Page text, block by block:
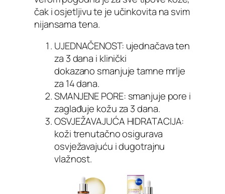
čak i osjetljivu te je učinkovita na svim
nijansama tena.
UJEDNAČENOST: ujednačava ten
za 3 dana i klinički
dokazano smanjuje tamne mrlje
za 14 dana.
SMANJENE PORE: ​smanjuje pore i
zaglađuje kožu za 3 dana.
OSVJEŽAVAJUĆA HIDRATACIJA:
koži trenutačno osigurava
osvježavajuću i dugotrajnu
vlažnost.